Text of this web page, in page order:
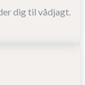
dig til vådjagt.